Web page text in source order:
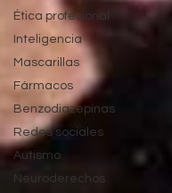
Ética profesional
Inteligencia
Mascarillas
Fármacos
Benzodiazepinas
Redes sociales
Autismo
Neuroderechos